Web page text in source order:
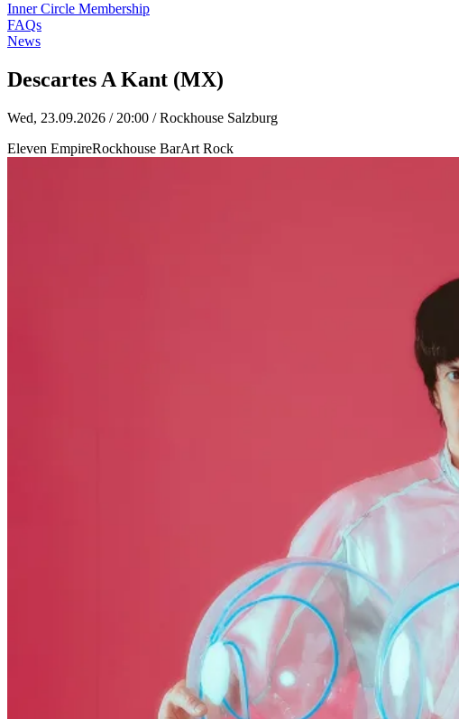
Inner Circle Membership
FAQs
News
Descartes A Kant (MX)
Wed, 23.09.2026 / 20:00 / Rockhouse Salzburg
Eleven EmpireRockhouse BarArt Rock